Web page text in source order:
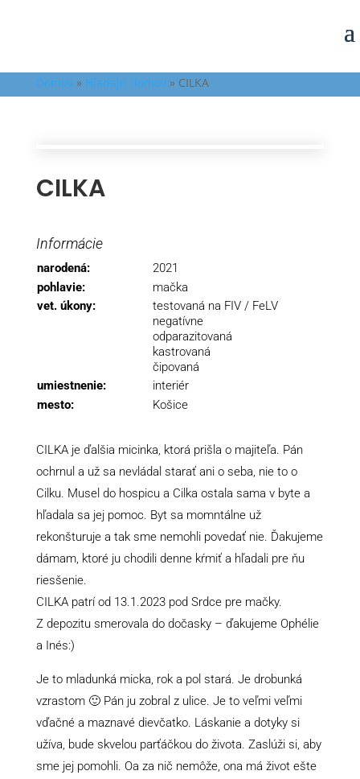
Domov» Hľadajú domov» CILKA
CILKA
Informácie
narodená:
2021
pohlavie:
mačka
vet. úkony:
testovaná na FIV / FeLV
negatívne
odparazitovaná
kastrovaná
čipovaná
umiestnenie:
interiér
mesto:
Košice
CILKA je ďalšia micinka, ktorá prišla o majiteľa. Pán
ochrnul a už sa nevládal starať ani o seba, nie to o
Cilku. Musel do hospicu a Cilka ostala sama v byte a
hľadala sa jej pomoc. Byt sa momntálne už
rekonšturuje a tak sme nemohli povedať nie. Ďakujeme
dámam, ktoré ju chodili denne kŕmiť a hľadali pre ňu
riesšenie.
CILKA patrí od 13.1.2023 pod Srdce pre mačky.
Z depozitu smerovala do dočasky – ďakujeme Ophélie
a Inés:)
Je to mladunká micka, rok a pol stará. Je drobunká
vzrastom 🙂 Pán ju zobral z ulice. Je to veľmi veľmi
vďačné a maznavé dievčatko. Láskanie a dotyky si
užíva, bude skvelou parťáčkou do života. Zaslúži si, aby
sme jej pomohli. Oa za nič nemôže, ona má život ešte